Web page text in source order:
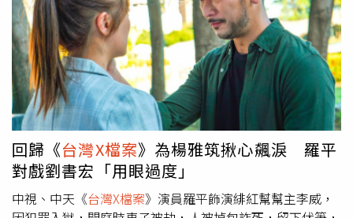
人生低潮時遇到毛孩子啾囍，他認為啾囍是上天送來的特別
禮物。（圖／朱宇謀提供）「因為醫生沒有講得很絕對，所
以我一直覺得不會這樣，我在騙自己想說還沒事。」朱宇謀
至今都沒辦法寫下送別啾囍的字句，他不禁哽咽說：「我爸
過世時還很小還不太懂生離死別，以為再遇到類似的事會很
坦然，結果發現根本沒辦法。」得知啾囍過世的當天還他還
得上節目搞笑一整天，直到忙完後，一個人在等車時，他才
忍不住放聲大哭。一年前家中來了第二隻貓咪小多，不像啾
囍那樣害羞，小多調皮，剛來就摔斷一隻牙，「兩隻貓是完
全不同的，小多沒辦法取代啾囍。」朱宇謀自責因忙於工作
沒有照顧好啾囍，但他也很慶幸這段低潮時有啾囍的陪伴，
16歲就開始打工補貼家用。陳謙文受好友華佩邀請為公益活
動「2023博愛愛心大使」擔任愛心大使。（圖／趙文彬
攝）他從小受到過不少幫助，包括唸書時，老師特別讓他當
小老師，幫忙收收功課，就會給他零用錢，陳謙文銘記在
心，出社會後有空就投身公益。今年他上半年拍了三部戲
《美麗人生》、《機智校園生活》、《
台灣X檔案》，下半
年則忙著做音樂、做公益，也發行了三張單曲〈美麗人
生〉、〈 愛的力量〉、〈流浪的心〉，他笑說希望趕快有
時間好好放假，也計畫農曆年自己出國旅行。陳謙文受好友
華佩邀請為公益活動「2023博愛愛心大使」擔任愛心大
使。（圖／趙文彬攝）忙著工作好一陣子沒回家看媽媽的陳
回歸《台灣X檔案》為楊雅筑揪心飆淚 羅平
對戲劉書宏「用眼過度」
中視、中天《台灣X檔案》演員羅平飾演緋紅幫幫主李威，